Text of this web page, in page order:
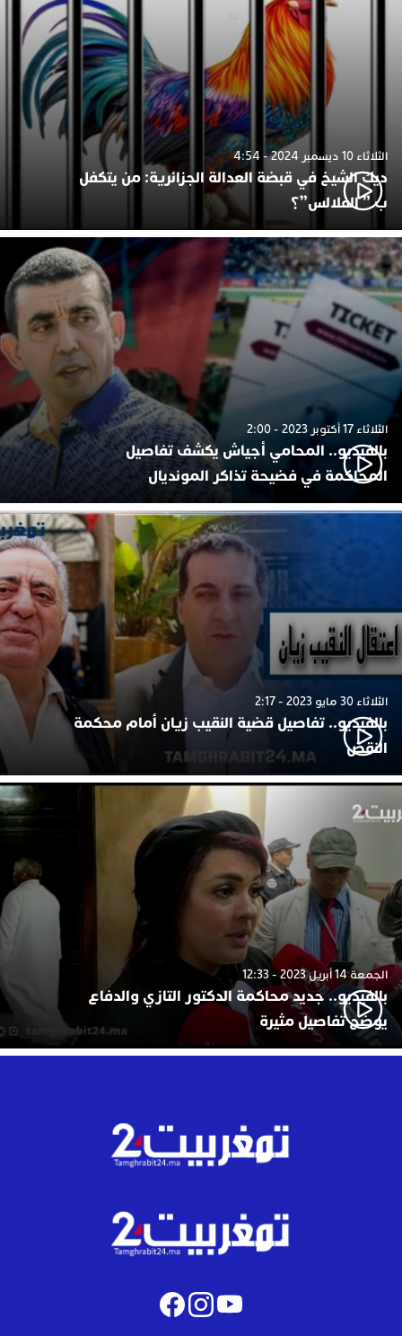
الثلاثاء 10 ديسمبر 2024 - 4:54
ديك الشيخ في قبضة العدالة الجزائرية: من يتكفل
ب ” الفلالس”؟
الثلاثاء 17 أكتوبر 2023 - 2:00
بالفيديو.. المحامي أجياش يكشف تفاصيل
المحاكمة في فضيحة تذاكر المونديال
الثلاثاء 30 مايو 2023 - 2:17
بالفيديو.. تفاصيل قضية النقيب زيان أمام محكمة
النقض
الجمعة 14 أبريل 2023 - 12:33
بالفيديو.. جديد محاكمة الدكتور التازي والدفاع
يوضح تفاصيل مثيرة